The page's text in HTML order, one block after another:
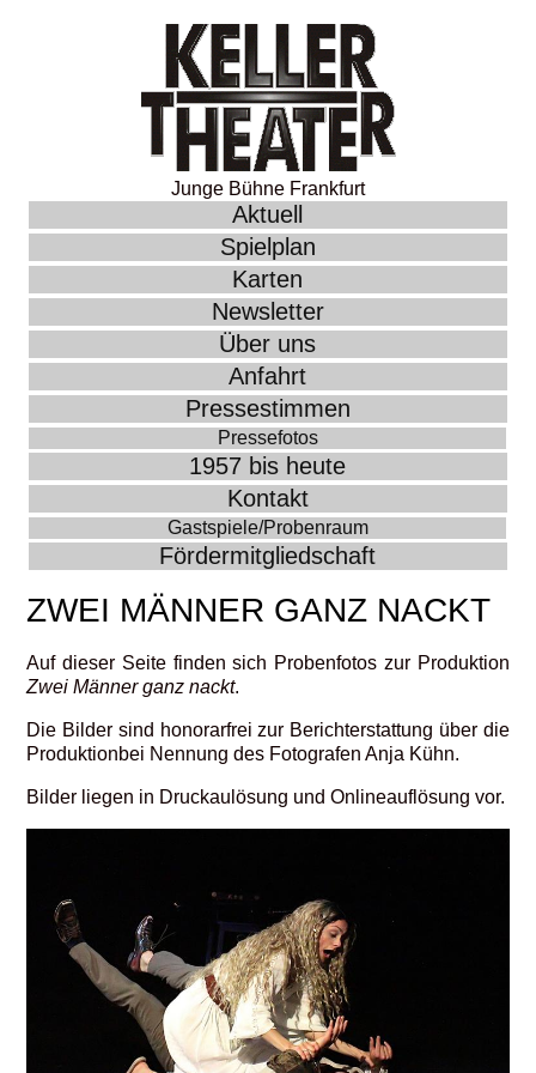
Junge Bühne Frankfurt
Aktuell
Spielplan
Karten
Newsletter
Über uns
Anfahrt
Pressestimmen
Pressefotos
1957 bis heute
Kontakt
Gastspiele/Probenraum
Fördermitgliedschaft
ZWEI MÄNNER GANZ NACKT
Auf dieser Seite finden sich Probenfotos zur Produktion
Zwei Männer ganz nackt.
Die Bilder sind honorarfrei zur Berichterstattung über die
Produktionbei Nennung des Fotografen Anja Kühn.
Bilder liegen in Druckaulösung und Onlineauflösung vor.